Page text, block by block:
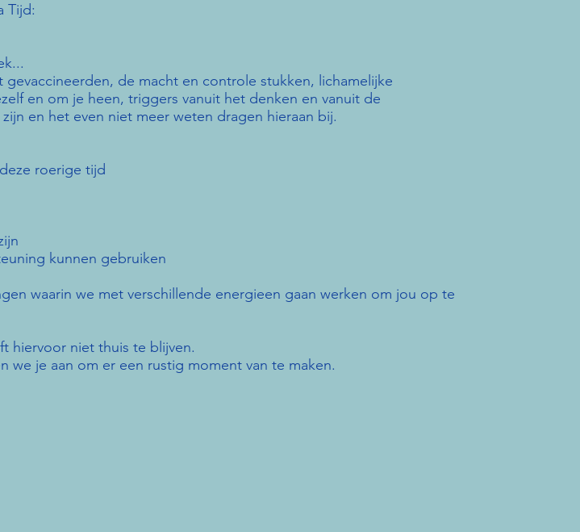
Tijd:
de macht en controle stukken, lichamelijke
en om je heen, triggers vanuit het denken en vanuit de
en het even niet meer weten dragen hieraan bij.
roerige tijd
kunnen gebruiken
waarin we met verschillende energieen gaan werken om jou op te
hiervoor niet thuis te blijven.
we je aan om er een rustig moment van te maken.